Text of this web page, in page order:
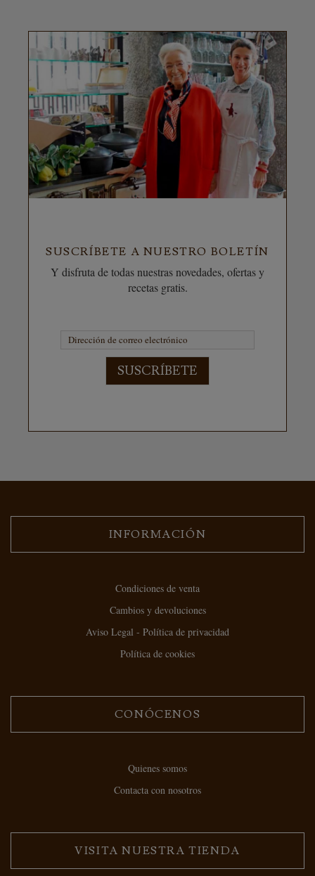
SUSCRÍBETE A NUESTRO BOLETÍN
Y disfruta de todas nuestras novedades, ofertas y
recetas gratis.
SUSCRÍBETE
INFORMACIÓN
Condiciones de venta
Cambios y devoluciones
Aviso Legal - Política de privacidad
Política de cookies
CONÓCENOS
Quienes somos
Contacta con nosotros
VISITA NUESTRA TIENDA